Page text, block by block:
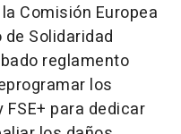
Comisión Europea
de Solidaridad
reglamento
los
para dedicar